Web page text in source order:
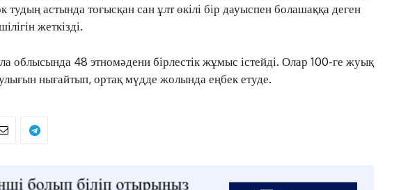
тудың астында тоғысқан сан ұлт өкілі бір дауыспен болашаққа деген
жеткізді.
облысында 48 этномәдени бірлестік жұмыс істейді. Олар 100-ге жуық
нығайтып, ортақ мүдде жолында еңбек етуде.